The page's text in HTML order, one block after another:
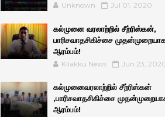
Unknown Jul 01, 2020
கல்முனை வரலாற்றில் சீற்ரிஸ்கன்,
பாரிசவாதசிகிச்சை
ஆரம்பம்!
Kilakku News Jun 23,
கல்முனைவரலாற்றில் சீற்ரிஸ்கன்
,பாரிசவாதசிகிச்சை
ஆரம்பம்!